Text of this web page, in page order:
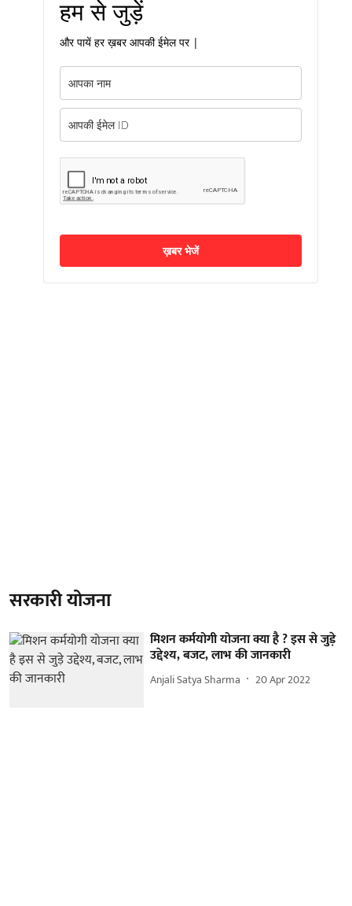
हम से जुड़ें
और पायें हर ख़बर आपकी ईमेल पर |
ख़बर भेजें
सरकारी योजना
मिशन कर्मयोगी योजना क्या है ? इस से जुड़े
उद्देश्य, बजट, लाभ की जानकारी
Anjali Satya Sharma 20 Apr 2022